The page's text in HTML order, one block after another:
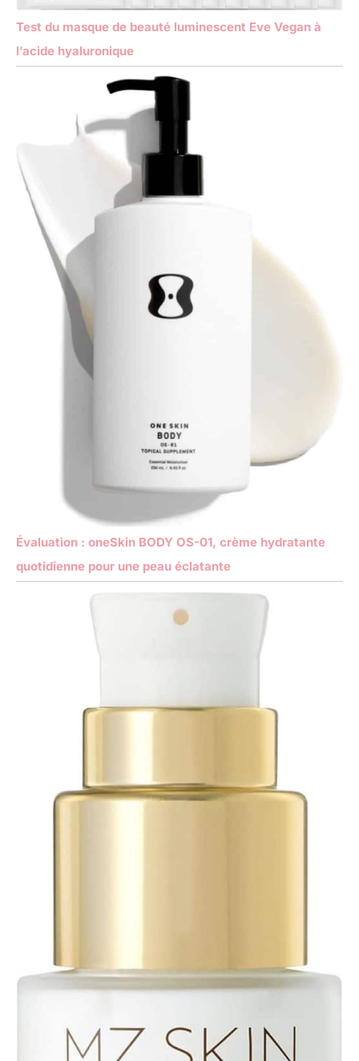
Test du masque de beauté luminescent Eve Vegan à
l’acide hyaluronique
Évaluation : oneSkin BODY OS-01, crème hydratante
quotidienne pour une peau éclatante